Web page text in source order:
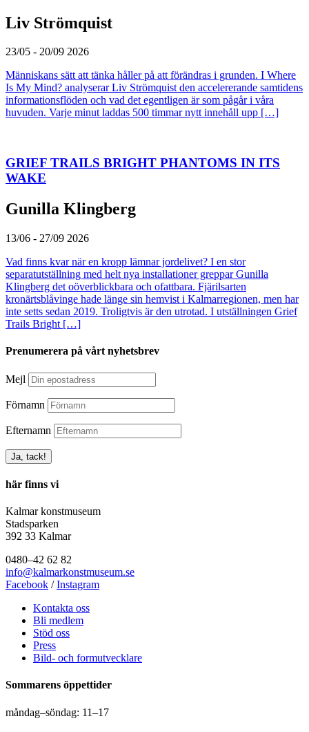
Liv Strömquist
23/05 - 20/09 2026
Människans sätt att tänka håller på att förändras i grunden. I Where
Is My Mind? analyserar Liv Strömquist den accelererande samtidens
informationsflöden och vad det egentligen är som pågår i våra
huvuden. Varje minut laddas 500 timmar nytt innehåll upp […]
GRIEF TRAILS BRIGHT PHANTOMS IN ITS
WAKE
Gunilla Klingberg
13/06 - 27/09 2026
Vad finns kvar när en kropp lämnar jordelivet? I en stor
separatutställning med helt nya installationer greppar Gunilla
Klingberg det oöverblickbara och ofattbara. Fjärilsarten
kronärtsblåvinge hade länge sin hemvist i Kalmarregionen, men har
inte setts sedan 2019. Troligtvis är den utrotad. I utställningen Grief
Trails Bright […]
Prenumerera på vårt nyhetsbrev
Mejl
Förnamn
Efternamn
här finns vi
Kalmar konstmuseum
Stadsparken
392 33 Kalmar
0480–42 62 82
info@kalmarkonstmuseum.se
Facebook /Instagram
Kontakta oss
Bli medlem
Stöd oss
Press
Bild- och formutvecklare
Sommarens öppettider
måndag–söndag: 11–17